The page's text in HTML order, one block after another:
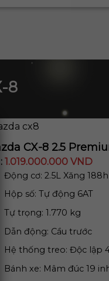
8
CX-8 2.5
1.019.000.000 VND
Động cơ: 2.5L Xăng
Hộp số: Tự động 6AT
Tự trọng: 1.770 kg
Dẫn động: Cầu trước
Hệ thống treo: Độc lập
Bánh xe: Mâm đúc 19